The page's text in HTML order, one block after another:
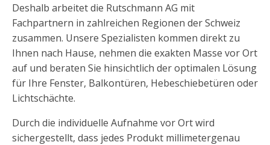
Deshalb arbeitet die Rutschmann AG mit
Fachpartnern in zahlreichen Regionen der Schweiz
zusammen. Unsere Spezialisten kommen direkt zu
Ihnen nach Hause, nehmen die exakten Masse vor Ort
auf und beraten Sie hinsichtlich der optimalen Lösung
für Ihre Fenster, Balkontüren, Hebeschiebetüren oder
Lichtschächte.
Durch die individuelle Aufnahme vor Ort wird
sichergestellt, dass jedes Produkt millimetergenau